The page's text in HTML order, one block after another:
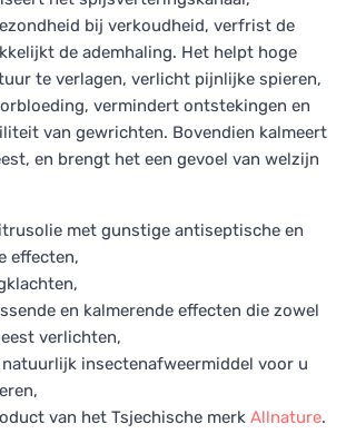
bij verkoudheid, verfrist de
de ademhaling. Het helpt hoge
te verlagen, verlicht pijnlijke spieren,
vermindert ontstekingen en
van gewrichten. Bovendien kalmeert
en brengt het een gevoel van welzijn
met gunstige antiseptische en
effecten,
en kalmerende effecten die zowel
verlichten,
natuurlijk insectenafweermiddel voor u
van het Tsjechische merk Allnature.